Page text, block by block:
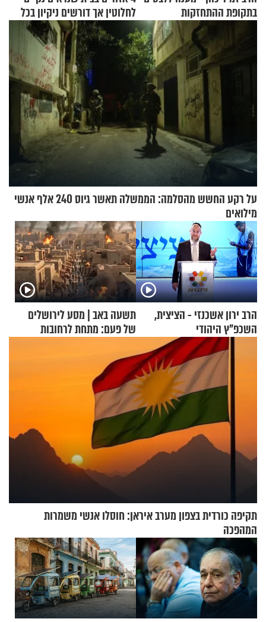
בתקופת ההתחזקות
לחלוטין אך דורשים ניקיון בכל
סוף שבוע
על רקע החשש מהסלמה: הממשלה תאשר גיוס 240 אלף אנשי
מילואים
הרב ירון אשכנזי - הציצית,
השכפ"ץ היהודי
תשעה באב | מסע לירושלים
של פעם: מתחת לרחובות
תקיפה כורדית בצפון מערב איראן: חוסלו אנשי משמרות
המהפכה